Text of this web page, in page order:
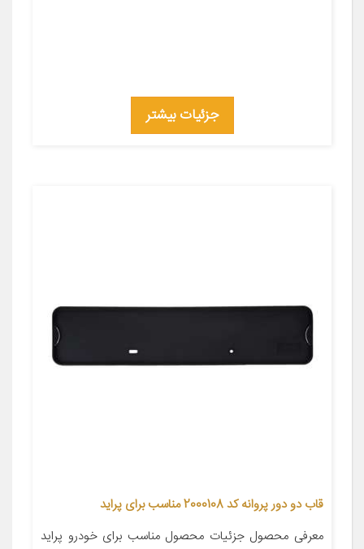
جزئیات بیشتر
قاب دو دور پروانه کد 2000108 مناسب برای پراید
معرفی محصول جزئیات محصول مناسب برای خودرو پراید